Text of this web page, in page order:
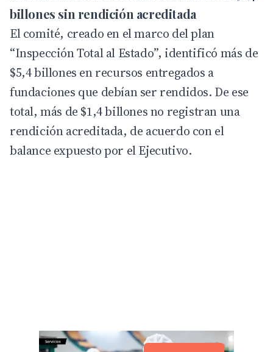
billones sin rendición acreditada
El comité, creado en el marco del plan
“Inspección Total al Estado”, identificó más de
$5,4 billones en recursos entregados a
fundaciones que debían ser rendidos. De ese
total, más de $1,4 billones no registran una
rendición acreditada, de acuerdo con el
balance expuesto por el Ejecutivo.